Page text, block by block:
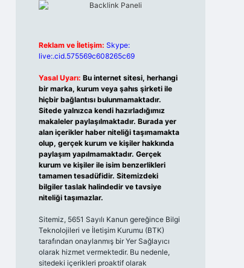
Reklam ve İletişim: Skype:
live:.cid.575569c608265c69
Yasal Uyarı: Bu internet sitesi, herhangi
bir marka, kurum veya şahıs şirketi ile
hiçbir bağlantısı bulunmamaktadır.
Sitede yalnızca kendi hazırladığımız
makaleler paylaşılmaktadır. Burada yer
alan içerikler haber niteliği taşımamakta
olup, gerçek kurum ve kişiler hakkında
paylaşım yapılmamaktadır. Gerçek
kurum ve kişiler ile isim benzerlikleri
tamamen tesadüfidir. Sitemizdeki
bilgiler taslak halindedir ve tavsiye
niteliği taşımazlar.
Sitemiz, 5651 Sayılı Kanun gereğince Bilgi
Teknolojileri ve İletişim Kurumu (BTK)
tarafından onaylanmış bir Yer Sağlayıcı
olarak hizmet vermektedir. Bu nedenle,
sitedeki içerikleri proaktif olarak